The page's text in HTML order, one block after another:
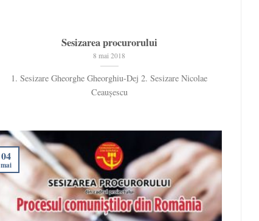
Sesizarea procurorului
8 mai 2018
1. Sesizare Gheorghe Gheorghiu-Dej 2. Sesizare Nicolae
Ceaușescu
04
mai